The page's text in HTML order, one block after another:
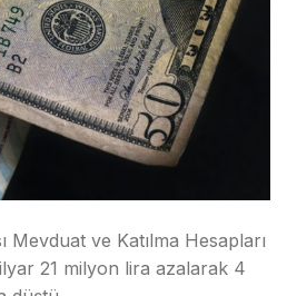
Mevduat ve Katılma Hesapları
21 milyon lira azalarak 4